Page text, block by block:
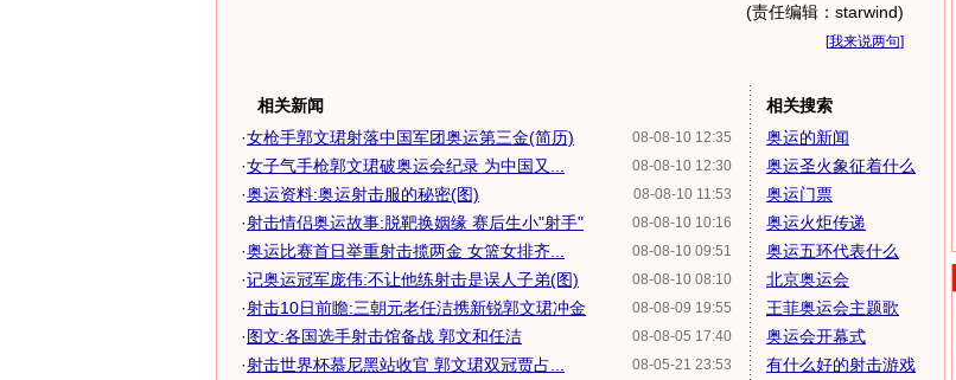
(责任编辑：starwind)
[我来说两句]
相关新闻
08-08-10 12:35
·女枪手郭文珺射落中国军团奥运第三金(简历)
08-08-10 12:30
·女子气手枪郭文珺破奥运会纪录 为中国又...
08-08-10 11:53
·奥运资料:奥运射击服的秘密(图)
08-08-10 10:16
·射击情侣奥运故事:脱靶换姻缘 赛后生小"射手"
08-08-10 09:51
·奥运比赛首日举重射击揽两金 女篮女排齐...
08-08-10 08:10
·记奥运冠军庞伟:不让他练射击是误人子弟(图)
08-08-09 19:55
·射击10日前瞻:三朝元老任洁携新锐郭文珺冲金
08-08-05 17:40
·图文:各国选手射击馆备战 郭文和任洁
08-05-21 23:53
·射击世界杯慕尼黑站收官 郭文珺双冠贾占...
相关搜索
奥运的新闻
奥运圣火象征着什么
奥运门票
奥运火炬传递
奥运五环代表什么
北京奥运会
王菲奥运会主题歌
奥运会开幕式
有什么好的射击游戏